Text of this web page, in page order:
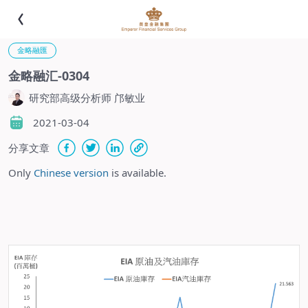
金略融匯
金略融汇-0304
研究部高级分析师 邝敏业
2021-03-04
分享文章
Only Chinese version is available.